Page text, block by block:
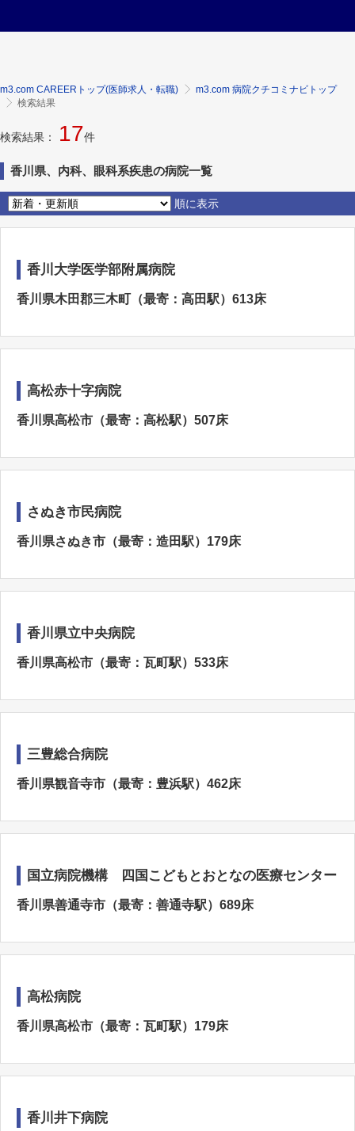
m3.com CAREERトップ(医師求人・転職)
m3.com 病院クチコミナビトップ
検索結果
検索結果： 17件
香川県、内科、眼科系疾患の病院一覧
順に表示
香川大学医学部附属病院
香川県木田郡三木町（最寄：高田駅）613床
高松赤十字病院
香川県高松市（最寄：高松駅）507床
さぬき市民病院
香川県さぬき市（最寄：造田駅）179床
香川県立中央病院
香川県高松市（最寄：瓦町駅）533床
三豊総合病院
香川県観音寺市（最寄：豊浜駅）462床
国立病院機構 四国こどもとおとなの医療センター
香川県善通寺市（最寄：善通寺駅）689床
高松病院
香川県高松市（最寄：瓦町駅）179床
香川井下病院